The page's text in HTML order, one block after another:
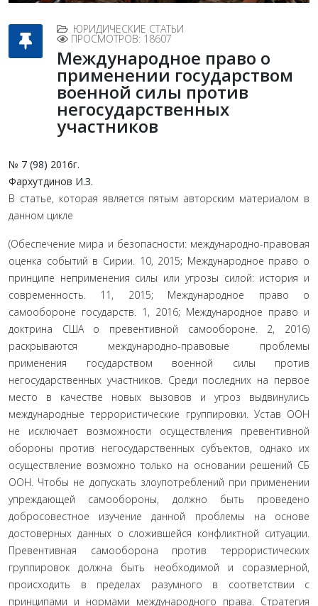
ЮРИДИЧЕСКИЕ СТАТЬИ
ПРОСМОТРОВ: 18607
Международное право о
применении государством
военной силы против
негосударственных
участников
№ 7 (98) 2016г.
Фархутдинов И.З.
В статье, которая является пятым авторским материалом в
данном цикле
(Обеспечение мира и безопасности: международно-правовая
оценка событий в Сирии. 10, 2015; Международное право о
принципе неприменения силы или угрозы силой: история и
современность. 11, 2015; Международное право о
самообороне государств. 1, 2016; Международное право и
доктрина США о превентивной самообороне. 2, 2016)
раскрываются международно-правовые проблемы
применения государством военной силы против
негосударственных участников. Среди последних на первое
место в качестве новых вызовов и угроз выдвинулись
международные террористические группировки. Устав ООН
не исключает возможности осуществления превентивной
обороны против негосударственных субъектов, однако их
осуществление возможно только на основании решений СБ
ООН. Чтобы не допускать злоупотреблений при применении
упреждающей самообороны, должно быть проведено
добросовестное изучение данной проблемы на основе
достоверных данных о сложившейся конфликтной ситуации.
Превентивная самооборона против террористических
группировок должна быть необходимой и соразмерной,
происходить в пределах разумного в соответствии с
принципами и нормами международного права. Стратегия